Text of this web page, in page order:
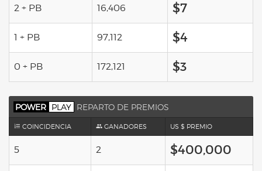
2 + PB 16,406 $7
1 + PB 97,112 $4
0 + PB 172,121 $3
POWER PLAY REPARTO DE PREMIOS
COINCIDENCIA GANADORES US $ PREMIO
5 2 $400,000